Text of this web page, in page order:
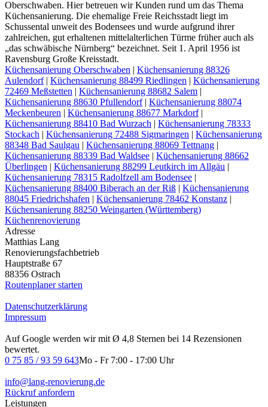
Oberschwaben. Hier betreuen wir Kunden rund um das Thema
Küchensanierung. Die ehemalige Freie Reichsstadt liegt im
Schussental unweit des Bodensees und wurde aufgrund ihrer
zahlreichen, gut erhaltenen mittelalterlichen Türme früher auch als
„das schwäbische Nürnberg“ bezeichnet. Seit 1. April 1956 ist
Ravensburg Große Kreisstadt.
Küchensanierung Oberschwaben | Küchensanierung 88326
Aulendorf| Küchensanierung 88499 Riedlingen | Küchensanierung
72469 Meßstetten | Küchensanierung 88682 Salem |
Küchensanierung 88630 Pfullendorf| Küchensanierung 88074
Meckenbeuren | Küchensanierung 88677 Markdorf|
Küchensanierung 88410 Bad Wurzach | Küchensanierung 78333
Stockach | Küchensanierung 72488 Sigmaringen | Küchensanierung
88348 Bad Saulgau | Küchensanierung 88069 Tettnang |
Küchensanierung 88339 Bad Waldsee | Küchensanierung 88662
Überlingen | Küchensanierung 88299 Leutkirch im Allgäu |
Küchensanierung 78315 Radolfzell am Bodensee |
Küchensanierung 88400 Biberach an der Riß | Küchensanierung
88045 Friedrichshafen | Küchensanierung 78462 Konstanz |
Küchensanierung 88250 Weingarten (Württemberg)
Küchenrenovierung
Adresse
Matthias Lang
Renovierungsfachbetrieb
Hauptstraße 67
88356 Ostrach
Routenplaner starten
Datenschutzerklärung
Impressum
Auf Google werden wir mit Ø 4,8 Sternen bei 14 Rezensionen
bewertet.
0 75 85 / 93 59 643Mo - Fr 7:00 - 17:00 Uhr
info@lang-renovierung.de
Rückruf anfordern
Leistungen